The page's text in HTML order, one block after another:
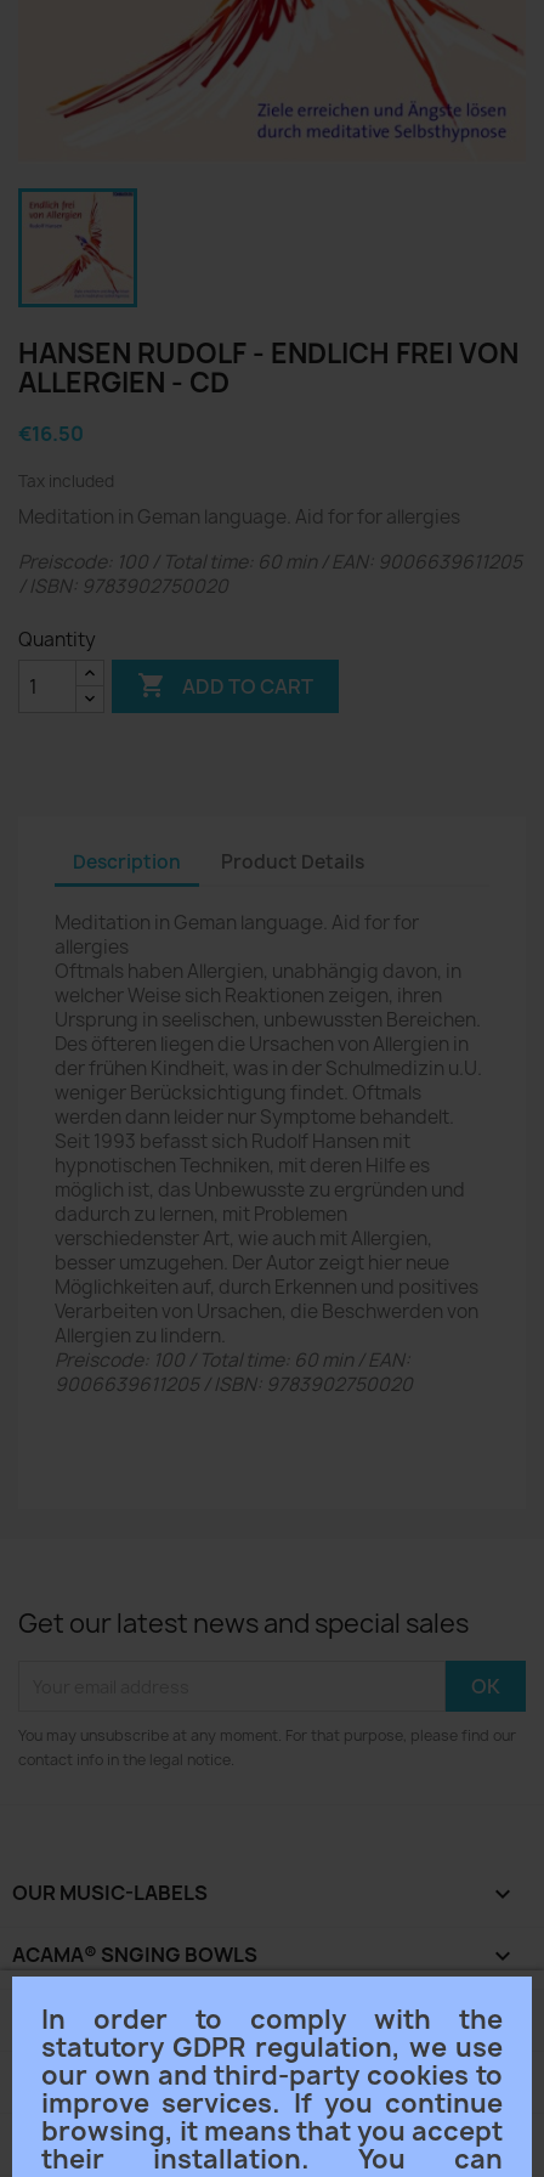
In order to comply with the
statutory GDPR regulation, we use
our own and third-party cookies to
improve services. If you continue
browsing, it means that you accept
their installation. You can
HANSEN RUDOLF - ENDLICH FREI VON
ALLERGIEN - CD
€16.50
Tax included
Meditation in Geman language. Aid for for allergies
Preiscode: 100 / Total time: 60 min / EAN: 9006639611205
/ ISBN: 9783902750020
Quantity
 ADD TO CART
Description Product Details
Meditation in Geman language. Aid for for
allergies
Oftmals haben Allergien, unabhängig davon, in
welcher Weise sich Reaktionen zeigen, ihren
Ursprung in seelischen, unbewussten Bereichen.
Des öfteren liegen die Ursachen von Allergien in
der frühen Kindheit, was in der Schulmedizin u.U.
weniger Berücksichtigung findet. Oftmals
werden dann leider nur Symptome behandelt.
Seit 1993 befasst sich Rudolf Hansen mit
hypnotischen Techniken, mit deren Hilfe es
möglich ist, das Unbewusste zu ergründen und
dadurch zu lernen, mit Problemen
verschiedenster Art, wie auch mit Allergien,
besser umzugehen. Der Autor zeigt hier neue
Möglichkeiten auf, durch Erkennen und positives
Verarbeiten von Ursachen, die Beschwerden von
Allergien zu lindern.
Preiscode: 100 / Total time: 60 min / EAN:
9006639611205 / ISBN: 9783902750020
Get our latest news and special sales
You may unsubscribe at any moment. For that purpose, please find our
contact info in the legal notice.
OUR MUSIC-LABELS 
ACAMA® SNGING BOWLS 
OUR COMPANY 
YOUR ACCOUNT 
STORE INFORMATION keyboard_arrow_down